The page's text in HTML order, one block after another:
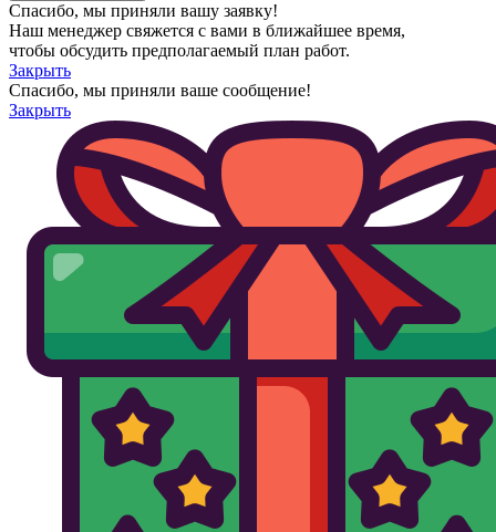
Спасибо, мы приняли вашу заявку!
Наш менеджер свяжется с вами в ближайшее время,
чтобы обсудить предполагаемый план работ.
Закрыть
Спасибо, мы приняли ваше сообщение!
Закрыть